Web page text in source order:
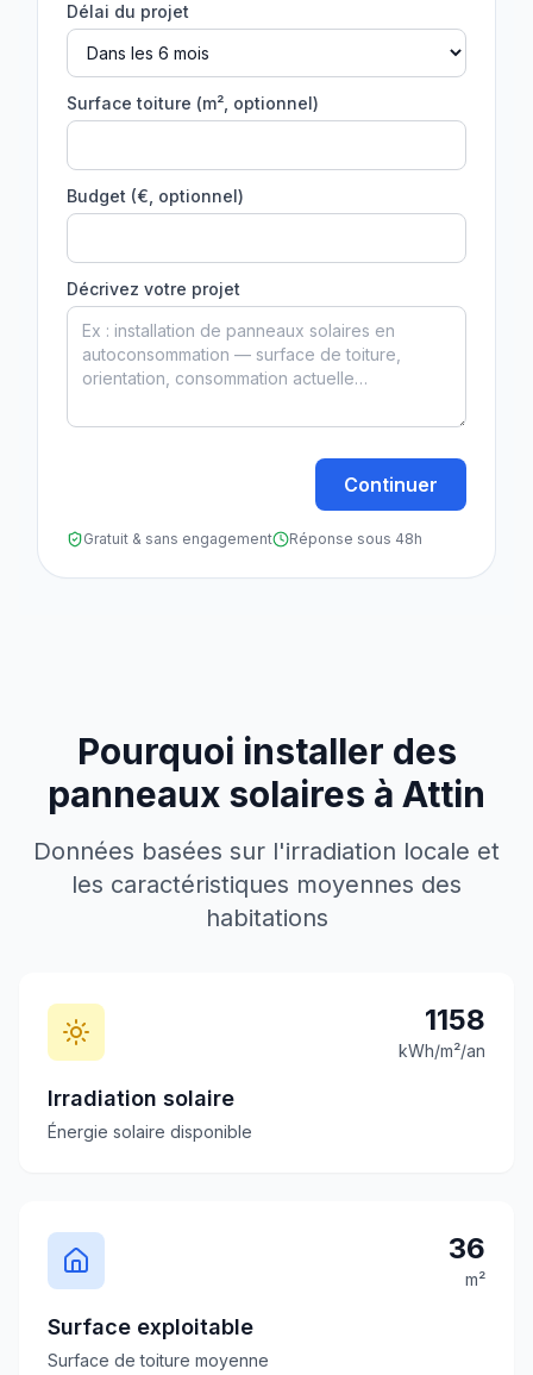
Délai du projet
Surface toiture (m², optionnel)
Budget (€, optionnel)
Décrivez votre projet
Continuer
Gratuit & sans engagement Réponse sous 48h
Pourquoi installer des
panneaux solaires à Attin
Données basées sur l'irradiation locale et
les caractéristiques moyennes des
habitations
1158
kWh/m²/an
Irradiation solaire
Énergie solaire disponible
36
m²
Surface exploitable
Surface de toiture moyenne